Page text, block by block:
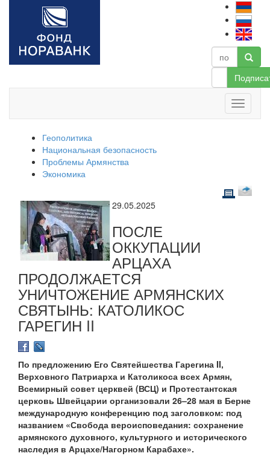
Геополитика
Национальная безопасность
Проблемы Армянства
Экономика
29.05.2025
ПОСЛЕ
ОККУПАЦИИ
АРЦАХА
ПРОДОЛЖАЕТСЯ
УНИЧТОЖЕНИЕ АРМЯНСКИХ
СВЯТЫНЬ: КАТОЛИКОС
ГАРЕГИН II
По предложению Его Святейшества Гарегина II,
Верховного Патриарха и Католикоса всех Армян,
Всемирный совет церквей (ВСЦ) и Протестантская
церковь Швейцарии организовали 26–28 мая в Берне
международную конференцию под заголовком: под
названием «Свобода вероисповедания: сохранение
армянского духовного, культурного и исторического
наследия в Арцахе/Нагорном Карабахе».